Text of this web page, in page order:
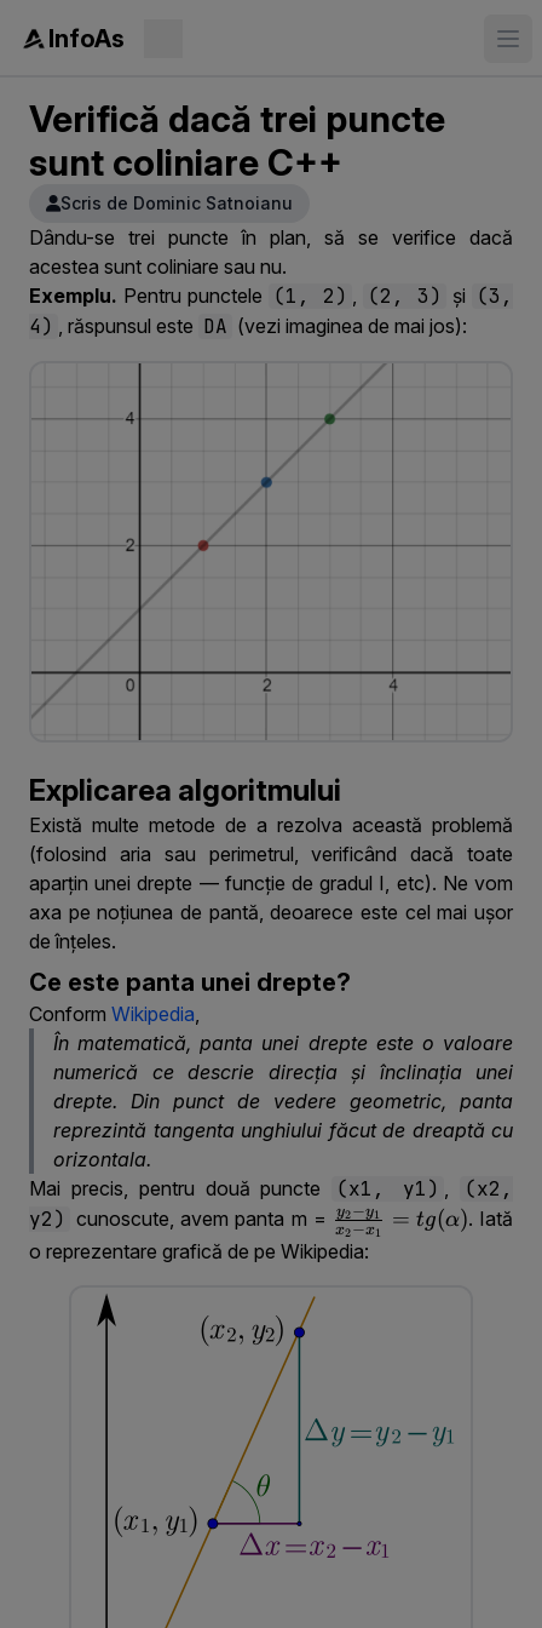
InfoAs
Verifică dacă trei puncte
sunt coliniare C++
Scris de Dominic Satnoianu
Dându-se trei puncte în plan, să se verifice dacă
acestea sunt coliniare sau nu.
Exemplu. Pentru punctele (1, 2) , (2, 3) și (3,
4) , răspunsul este DA (vezi imaginea de mai jos):
Explicarea algoritmului
Există multe metode de a rezolva această problemă
(folosind aria sau perimetrul, verificând dacă toate
aparțin unei drepte — funcție de gradul I, etc). Ne vom
axa pe noțiunea de pantă, deoarece este cel mai ușor
de înțeles.
Ce este panta unei drepte?
Conform Wikipedia,
În matematică, panta unei drepte este o valoare
numerică ce descrie direcția și înclinația unei
drepte. Din punct de vedere geometric, panta
reprezintă tangenta unghiului făcut de dreaptă cu
orizontala.
Mai precis, pentru două puncte
(x1, y1) ,
(x2,
y2) cunoscute, avem panta m = \frac{y_2 - y_1}
{x_2-
x2−x1
y2 −y1 = tg(α). Iată
o reprezentare grafică de pe Wikipedia: